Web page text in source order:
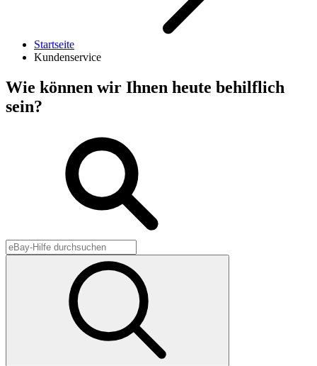
Startseite
Kundenservice
Wie können wir Ihnen heute behilflich
sein?